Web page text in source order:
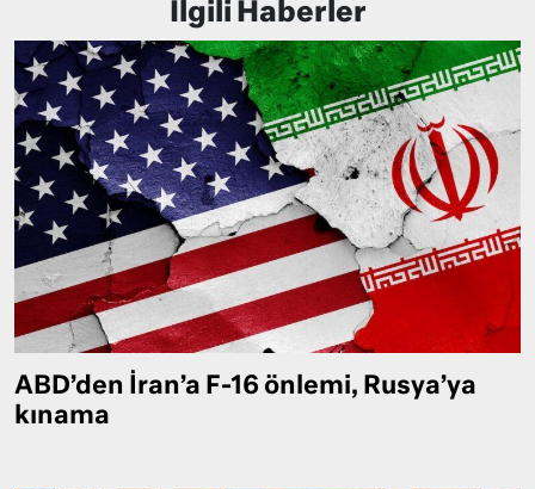
İlgili Haberler
ABD’den İran’a F-16 önlemi, Rusya’ya
kınama